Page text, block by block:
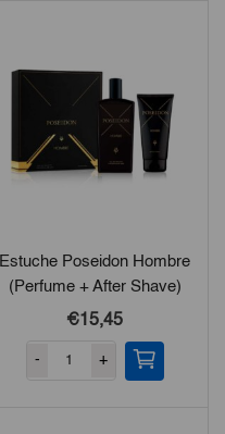
Estuche Poseidon Hombre
(Perfume + After Shave)
€15,45
- +